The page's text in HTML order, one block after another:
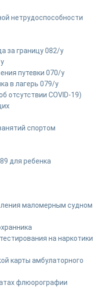
нетрудоспособности
за границу 082/у
путевки 070/у
в лагерь 079/у
отсутствии COVID-19)
спортом
для ребенка
маломерным судном
на наркотики
карты амбулаторного
флюорографии